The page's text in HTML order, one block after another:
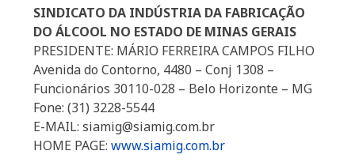
SINDICATO DA INDÚSTRIA DA FABRICAÇÃO
DO ÁLCOOL NO ESTADO DE MINAS GERAIS
PRESIDENTE: MÁRIO FERREIRA CAMPOS FILHO
Avenida do Contorno, 4480 – Conj 1308 –
Funcionários 30110-028 – Belo Horizonte – MG
Fone: (31) 3228-5544
E-MAIL: siamig@siamig.com.br
HOME PAGE:www.siamig.com.br